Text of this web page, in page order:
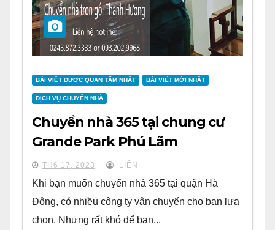
BÀI VIẾT ĐƯỢC QUAN TÂM NHẤT BÀI VIẾT MỚI NHẤT
DỊCH VỤ CHUYỂN NHÀ
Chuyển nhà 365 tại chung cư
Grande Park Phú Lãm
TH6 17, 2023 LIÊN
Khi bạn muốn chuyển nhà 365 tại quận Hà
Đông, có nhiều công ty vận chuyển cho bạn lựa
chọn. Nhưng rất khó để bạn...